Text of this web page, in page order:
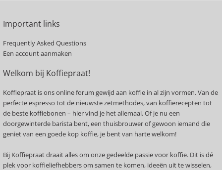
Important links
Frequently Asked Questions
Een account aanmaken
Welkom bij Koffiepraat!
Koffiepraat is ons online forum gewijd aan koffie in al zijn vormen. Van de
perfecte espresso tot de nieuwste zetmethodes, van koffierecepten tot
de beste koffiebonen – hier vind je het allemaal. Of je nu een
doorgewinterde barista bent, een thuisbrouwer of gewoon iemand die
geniet van een goede kop koffie, je bent van harte welkom!
Bij Koffiepraat draait alles om onze gedeelde passie voor koffie. Dit is dé
plek voor koffieliefhebbers om samen te komen, ideeën uit te wisselen,